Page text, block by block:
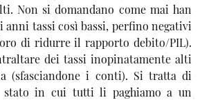
Non si domandano come mai han
anni tassi così bassi, perfino negativi
di ridurre il rapporto debito/PIL).
dei tassi inopinatamente alti
(sfasciandone i conti). Si tratta di
stato in cui tutti li paghiamo a un